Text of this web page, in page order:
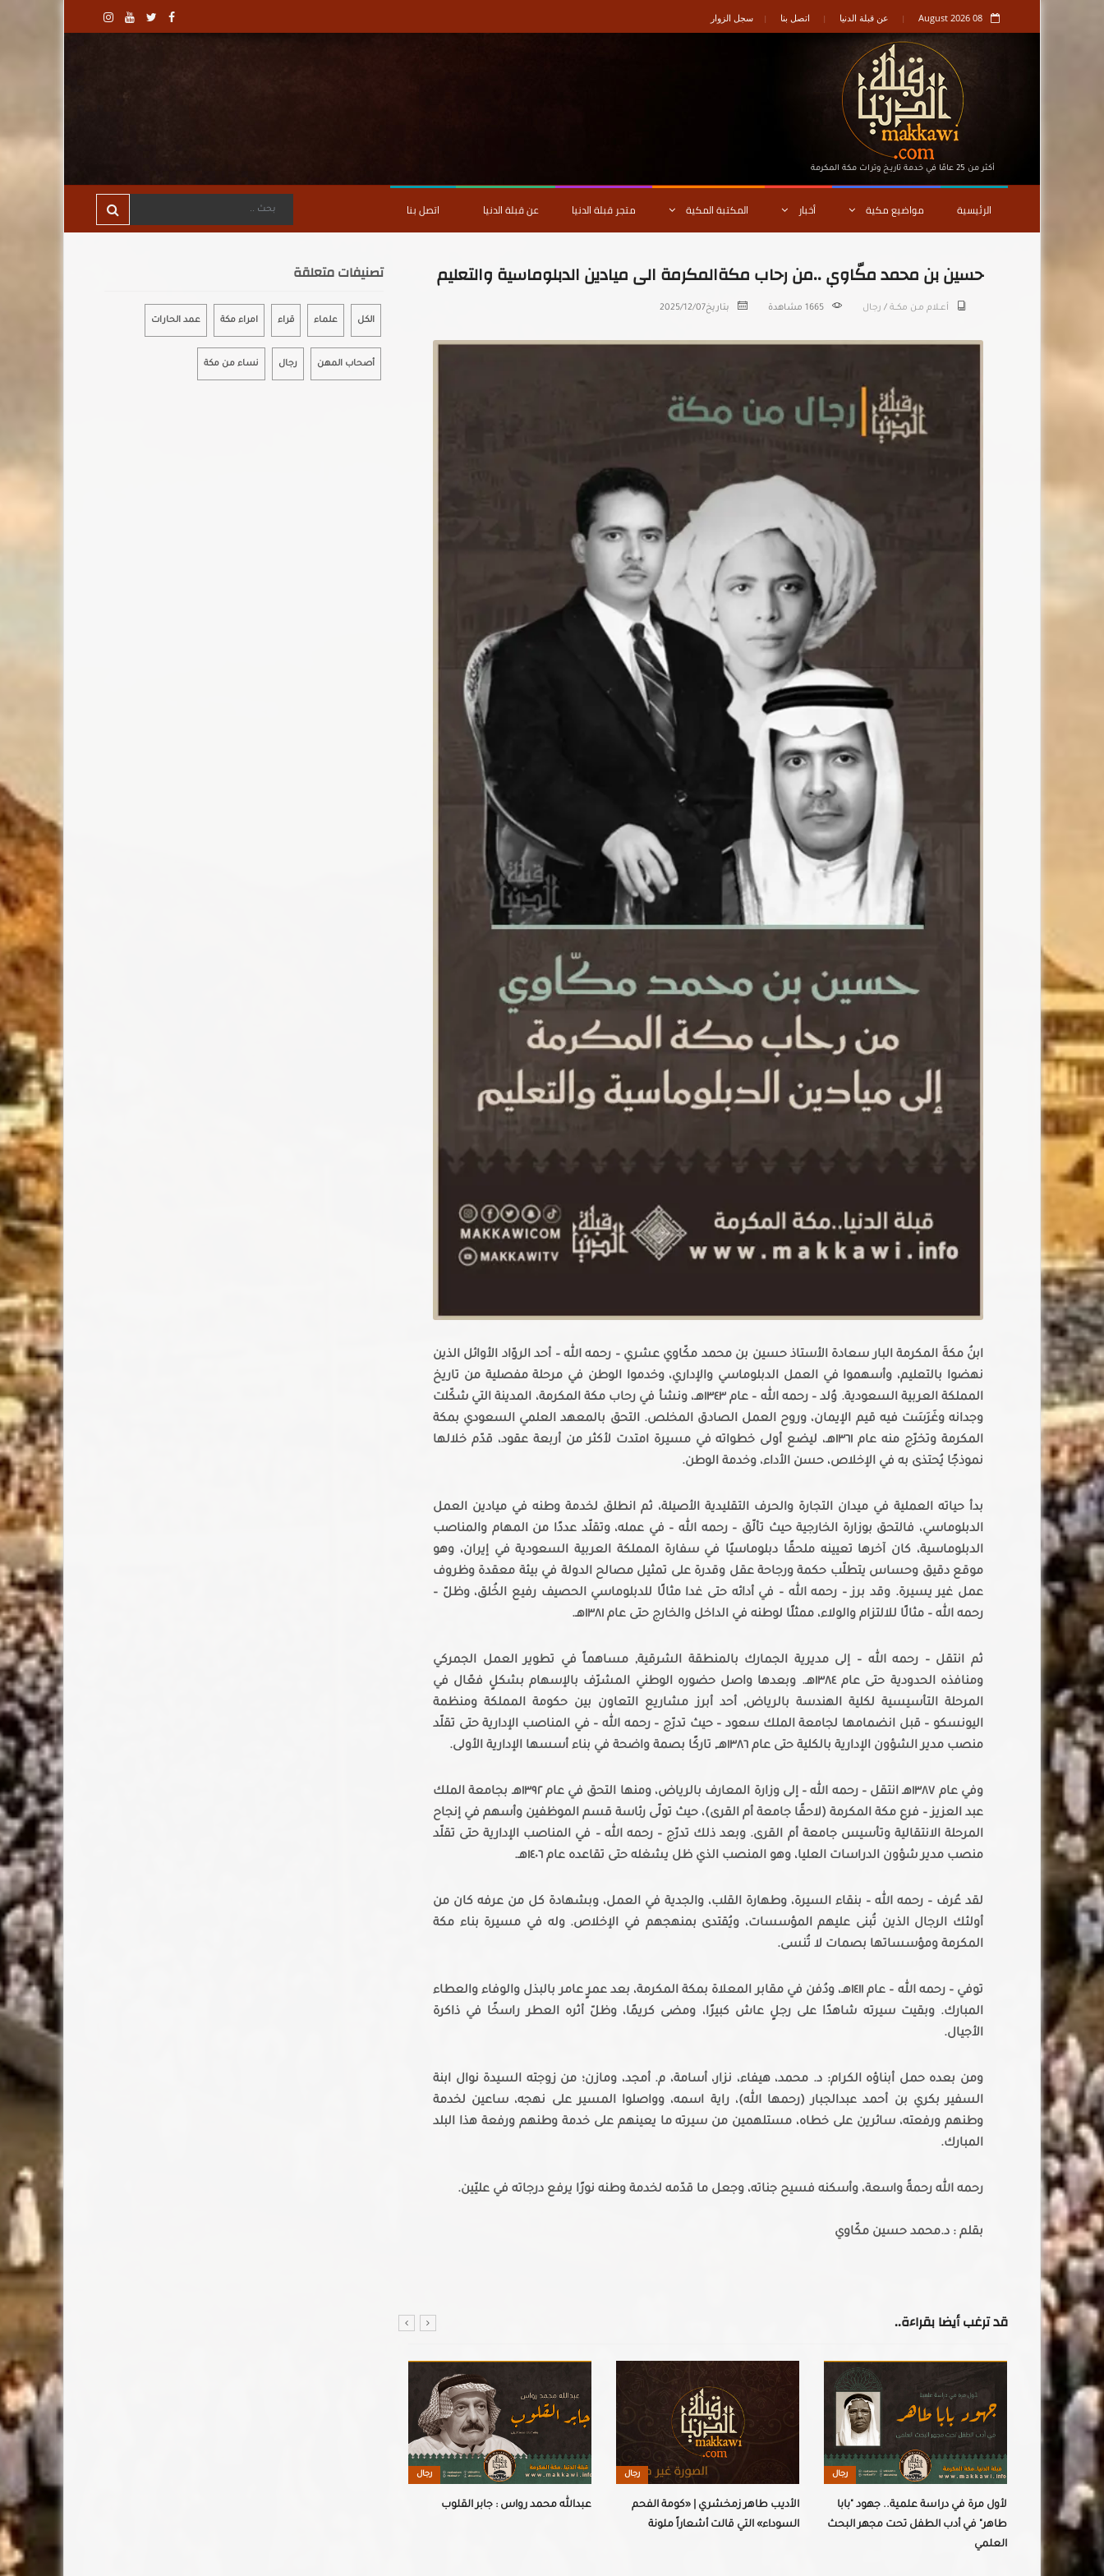
08 August 2026 عن قبلة الدنيا اتصل بنا سجل الزوار
أكثر من 25 عامًا في خدمة تاريـخ وتراث مكة المكرمة
الرئيسية مواضيع مكية أخبار المكتبة المكية متجر قبلة الدنيا عن قبلة الدنيا اتصل بنا
حسين بن محمد مكّاوي ..من رحاب مكةالمكرمة الى ميادين الدبلوماسية والتعليم
أعــلام مـن مكـــة / رجال 1665 مشاهدة بتاريخ2025/12/07
ابنُ مكةَ المكرمة البار سعادة الأستاذ حسين بن محمد مكّاوي عشري – رحمه الله – أحد الروّاد الأوائل الذين
نهضوا بالتعليم، وأسهموا في العمل الدبلوماسي والإداري، وخدموا الوطن في مرحلة مفصلية من تاريخ
المملكة العربية السعودية. وُلد – رحمه الله – عام ١٣٤٣هـ، ونشأ في رحاب مكة المكرمة، المدينة التي شكّلت
وجدانه وغَرَسَت فيه قيم الإيمان، وروح العمل الصادق المخلص. التحق بالمعهد العلمي السعودي بمكة
المكرمة وتخرّج منه عام ١٣٦١هـ، ليضع أولى خطواته في مسيرة امتدت لأكثر من أربعة عقود، قدّم خلالها
نموذجًا يُحتذى به في الإخلاص، حسن الأداء، وخدمة الوطن.
بدأ حياته العملية في ميدان التجارة والحرف التقليدية الأصيلة، ثم انطلق لخدمة وطنه في ميادين العمل
الدبلوماسي، فالتحق بوزارة الخارجية حيث تألّق – رحمه الله – في عمله، وتقلّد عددًا من المهام والمناصب
الدبلوماسية، كان آخرها تعيينه ملحقًا دبلوماسيًا في سفارة المملكة العربية السعودية في إيران، وهو
موقع دقيق وحساس يتطلّب حكمة ورجاحة عقل وقدرة على تمثيل مصالح الدولة في بيئة معقدة وظروف
عمل غير يسيرة. وقد برز – رحمه الله – في أدائه حتى غدا مثالًا للدبلوماسي الحصيف رفيع الخُلق، وظلّ –
رحمه الله – مثالًا للالتزام والولاء، ممثلًا لوطنه في الداخل والخارج حتى عام ١٣٨١هـ.
ثم انتقل – رحمه الله – إلى مديرية الجمارك بالمنطقة الشرقية, مساهماً في تطوير العمل الجمركي
ومنافذه الحدودية حتى عام ١٣٨٤هـ. وبعدها واصل حضوره الوطني المشرّف بالإسهام بشكلٍ فعّال في
المرحلة التأسيسية لكلية الهندسة بالرياض, أحد أبرز مشاريع التعاون بين حكومة المملكة ومنظمة
اليونسكو – قبل انضمامها لجامعة الملك سعود – حيث تدرّج – رحمه الله – في المناصب الإدارية حتى تقلّد
منصب مدير الشؤون الإدارية بالكلية حتى عام ١٣٨٦هـ, تاركًا بصمة واضحة في بناء أسسها الإدارية الأولى.
وفي عام ١٣٨٧هـ انتقل – رحمه الله – إلى وزارة المعارف بالرياض، ومنها التحق في عام ١٣٩٢هـ بجامعة الملك
عبد العزيز – فرع مكة المكرمة (لاحقًا جامعة أم القرى)، حيث تولّى رئاسة قسم الموظفين وأسهم في إنجاح
المرحلة الانتقالية وتأسيس جامعة أم القرى. وبعد ذلك تدرّج – رحمه الله – في المناصب الإدارية حتى تقلّد
منصب مدير شؤون الدراسات العليا، وهو المنصب الذي ظل يشغله حتى تقاعده عام ١٤٠٦هـ.
لقد عُرف – رحمه الله – بنقاء السيرة، وطهارة القلب، والجدية في العمل، وبشهادة كل من عرفه كان من
أولئك الرجال الذين تُبنى عليهم المؤسسات، ويُقتدى بمنهجهم في الإخلاص. وله في مسيرة بناء مكة
المكرمة ومؤسساتها بصمات لا تُنسى.
توفي – رحمه الله – عام ١٤١١هـ، ودُفن في مقابر المعلاة بمكة المكرمة، بعد عمرٍ عامر بالبذل والوفاء والعطاء
المبارك. وبقيت سيرته شاهدًا على رجلٍ عاش كبيرًا، ومضى كريمًا، وظلّ أثره العطر راسخًا في ذاكرة
الأجيال.
ومن بعده حمل أبناؤه الكرام: د. محمد، هيفاء، نزار، أسامة، م. أمجد، ومازن؛ من زوجته السيدة نوال ابنة
السفير بكري بن أحمد عبدالجبار (رحمها الله)، راية اسمه، وواصلوا المسير على نهجه، ساعين لخدمة
وطنهم ورفعته، سائرين على خطاه، مستلهمين من سيرته ما يعينهم على خدمة وطنهم ورفعة هذا البلد
المبارك.
رحمه الله رحمةً واسعة، وأسكنه فسيح جناته، وجعل ما قدّمه لخدمة وطنه نورًا يرفع درجاته في عليّين.
بقلم : د.محمد حسين مكّاوي
قد ترغب أيضا بقراءة..
رجال
عبدالله محمد رواس : جابر القلوب
رجال
الأديب طاهر زمخشري | «كومة الفحم
السوداء» التي قالت أشعاراً ملونة
رجال
لأول مرة في دراسة علمية.. جهود "بابا
طاهر" في أدب الطفل تحت مجهر البحث
العلمي
رحمه الله
تصنيفات متعلقة
الكل علماء قراء امراء مكة عمد الحارات
أصحاب المهن رجال نساء من مكة